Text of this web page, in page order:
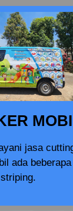
jasa
ada